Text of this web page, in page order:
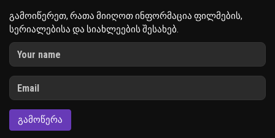
გამოიწერეთ, რათა მიიღოთ ინფორმაცია ფილმების,
სერიალებისა და სიახლეების შესახებ.
ᲒᲐᲛᲝᲬᲔᲠᲐ